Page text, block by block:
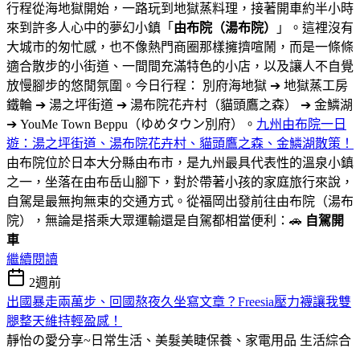
行程從海地獄開始，一路玩到地獄蒸料理，接著開車約半小時
來到許多人心中的夢幻小鎮「 由布院（湯布院）
」。這裡沒有
大城市的匆忙感，也不像熱門商圈那樣擁擠喧鬧，而是一條條
適合散步的小街道、一間間充滿特色的小店，以及讓人不自覺
放慢腳步的悠閒氛圍。今日行程： 別府海地獄 ➔ 地獄蒸工房
鐵輪 ➔ 湯之坪街道 ➔ 湯布院花卉村（貓頭鷹之森） ➔ 金鱗湖
➔ YouMe Town Beppu（ゆめタウン別府）。 九州由布院一日
遊：湯之坪街道、湯布院花卉村、貓頭鷹之森、金鱗湖散策！
由布院位於日本大分縣由布市，是九州最具代表性的溫泉小鎮
之一，坐落在由布岳山腳下，對於帶著小孩的家庭旅行來說，
自駕是最無拘無束的交通方式。從福岡出發前往由布院（湯布
院），無論是搭乘大眾運輸還是自駕都相當便利：🚗 自駕開
車
繼續閱讀
2週前
出國暴走兩萬步、回國熬夜久坐寫文章？Freesia壓力襪讓我雙
腿整天維持輕盈感！
靜怡の愛分享~日常生活、美髮美睫保養、家電用品 生活綜合